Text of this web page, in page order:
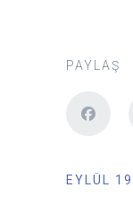
PAYLAŞ
EYLÜL